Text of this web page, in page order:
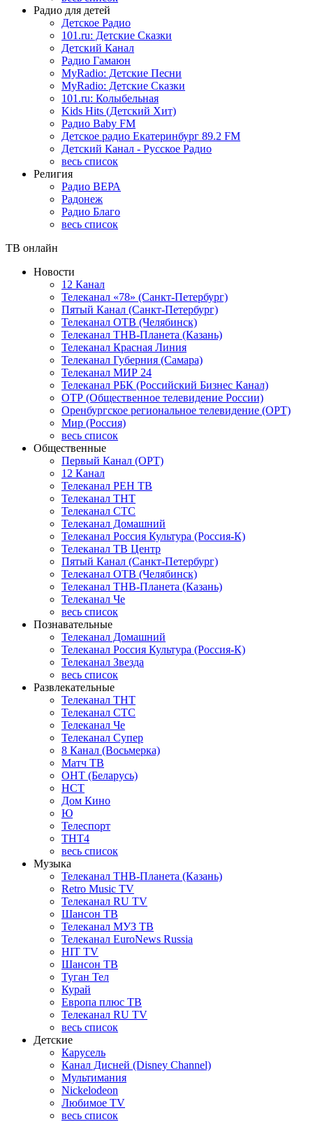
Радио для детей
Детское Радио
101.ru: Детские Сказки
Детский Канал
Радио Гамаюн
MyRadio: Детские Песни
MyRadio: Детские Сказки
101.ru: Колыбельная
Kids Hits (Детский Хит)
Радио Baby FM
Детское радио Екатеринбург 89.2 FM
Детский Канал - Русское Радио
весь список
Религия
Радио ВЕРА
Радонеж
Радио Благо
весь список
ТВ онлайн
Новости
12 Канал
Телеканал «78» (Санкт-Петербург)
Пятый Канал (Санкт-Петербург)
Телеканал ОТВ (Челябинск)
Телеканал ТНВ-Планета (Казань)
Телеканал Красная Линия
Телеканал Губерния (Самара)
Телеканал МИР 24
Телеканал РБК (Российский Бизнес Канал)
ОТР (Общественное телевидение России)
Оренбургское региональное телевидение (ОРТ)
Мир (Россия)
весь список
Общественные
Первый Канал (ОРТ)
12 Канал
Телеканал РЕН ТВ
Телеканал ТНТ
Телеканал СТС
Телеканал Домашний
Телеканал Россия Культура (Россия-К)
Телеканал ТВ Центр
Пятый Канал (Санкт-Петербург)
Телеканал ОТВ (Челябинск)
Телеканал ТНВ-Планета (Казань)
Телеканал Че
весь список
Познавательные
Телеканал Домашний
Телеканал Россия Культура (Россия-К)
Телеканал Звезда
весь список
Развлекательные
Телеканал ТНТ
Телеканал СТС
Телеканал Че
Телеканал Супер
8 Канал (Восьмерка)
Матч ТВ
ОНТ (Беларусь)
НСТ
Дом Кино
Ю
Телеспорт
ТНТ4
весь список
Музыка
Телеканал ТНВ-Планета (Казань)
Retro Music TV
Телеканал RU TV
Шансон ТВ
Телеканал МУЗ ТВ
Телеканал EuroNews Russia
HIT TV
Шансон ТВ
Туган Тел
Курай
Европа плюс ТВ
Телеканал RU TV
весь список
Детские
Карусель
Канал Дисней (Disney Channel)
Мультимания
Nickelodeon
Любимое TV
весь список